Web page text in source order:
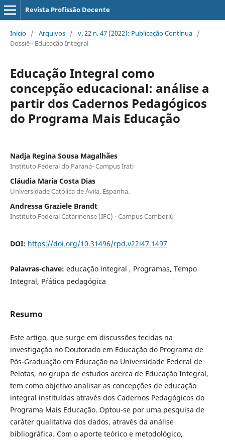
Revista Profissão Docente
Início / Arquivos / v. 22 n. 47 (2022): Publicação Contínua /
Dossiê - Educação Integral
Educação Integral como
concepção educacional: análise a
partir dos Cadernos Pedagógicos
do Programa Mais Educação
Nadja Regina Sousa Magalhães
Instituto Federal do Paraná- Campus Irati
Cláudia Maria Costa Dias
Universidade Católica de Ávila, Espanha.
Andressa Graziele Brandt
Instituto Federal Catarinense (IFC) - Campus Camboriú
DOI: https://doi.org/10.31496/rpd.v22i47.1497
Palavras-chave: educação integral , Programas, Tempo
Integral, P´rática pedagógica
Resumo
Este artigo, que surge em discussões tecidas na
investigação no Doutorado em Educação do Programa de
Pós-Graduação em Educação na Universidade Federal de
Pelotas, no grupo de estudos acerca de Educação Integral,
tem como objetivo analisar as concepções de educação
integral instituídas através dos Cadernos Pedagógicos do
Programa Mais Educação. Optou-se por uma pesquisa de
caráter qualitativa dos dados, através da análise
bibliográfica. Com o aporte teórico e metodológico,